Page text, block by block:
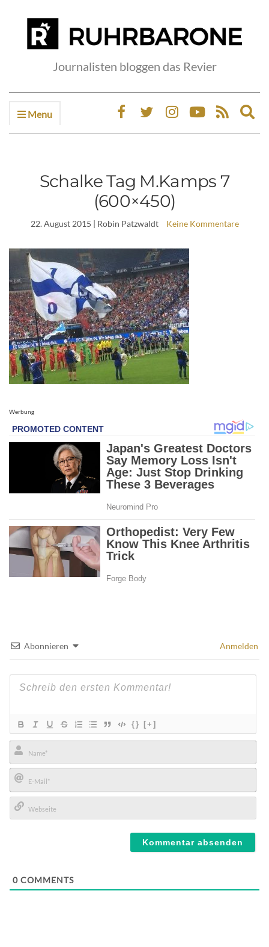
Journalisten bloggen das Revier
Menu
Schalke Tag M.Kamps 7
(600×450)
22. August 2015 | Robin Patzwaldt Keine Kommentare
Werbung
Abonnieren Anmelden
{} [+]
Name*
E-
Mail*
0 COMMENTS